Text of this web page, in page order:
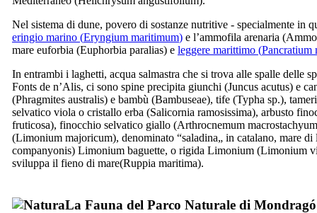
Nel sistema di dune, povero di sostanze nutritive - specialmente in
eringio marino (Eryngium maritimum) e l’ammofila arenaria (
mare euforbia (Euphorbia paralias) e leggere marittimo (Pancratium
In entrambi i laghetti, acqua salmastra che si trova alle spalle delle
Fonts de n’Alis, ci sono spine precipita giunchi (Juncus acutus) e
(Phragmites australis) e bambù (Bambuseae), tife (Typha sp.),
selvatico viola o cristallo erba (Salicornia ramosissima), arbusto
fruticosa), finocchio selvatico giallo (Arthrocnemum macrostachyum
(Limonium majoricum), denominato “saladina„ in catalano, mare di
companyonis) Limonium baguette, o rigida Limonium (Limonium
sviluppa il fieno di mare(Ruppia maritima).
La Fauna del Parco Naturale di Mondragó